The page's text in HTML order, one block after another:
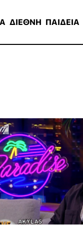
ΔΙΕΘΝΗ ΠΑΙΔΕΙΑ